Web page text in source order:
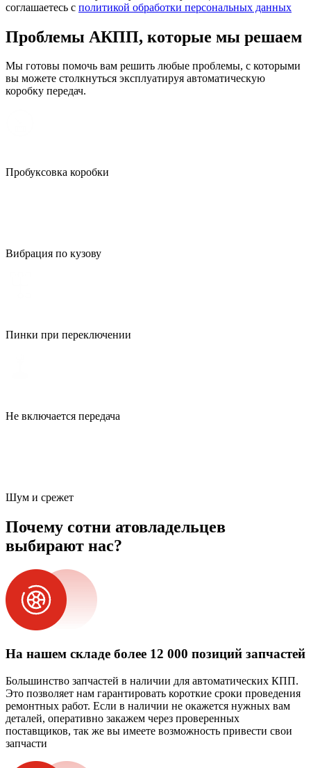
соглашаетесь с политикой обработки персональных данных
Проблемы АКПП, которые мы решаем
Мы готовы помочь вам решить любые проблемы, с которыми
вы можете столкнуться эксплуатируя автоматическую
коробку передач.
Пробуксовка коробки
Вибрация по кузову
Пинки при переключении
Не включается передача
Шум и срежет
Почему сотни атовладельцев
выбирают нас?
На нашем складе более 12 000 позиций запчастей
Большинство запчастей в наличии для автоматических КПП.
Это позволяет нам гарантировать короткие сроки проведения
ремонтных работ. Если в наличии не окажется нужных вам
деталей, оперативно закажем через проверенных
поставщиков, так же вы имеете возможность привести свои
запчасти